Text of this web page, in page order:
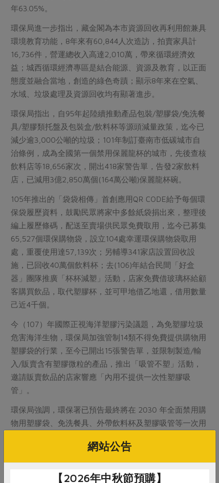
年63.05%。
環保局進一步指出，藏金閣為本市資源回收再利用館兼具
環境教育功能，8年來有60,844人次造訪，拍賣家具計
16,736件，營運總收入高達2,010萬，帶來循環經濟效
益；城西循環經濟專區是結合能源、資源及教育，以正面
態度並融合當地，創造的綠色奇蹟；顯示8年來在空氣、
水域、垃圾處理及資源回收均有顯著進步。
環保局指出，自95年起陸續推動產品包裝/塑膠袋/免洗餐
具/塑膠類托盤及包裝盒/飲料杯等源頭減量政策，迄今已
減少逾3,000公噸的垃圾；101年制訂臺南市低碳城市自
治條例，成為全國第一個禁用保麗龍杯的城市，先後查核
飲料店等18,656家次，開出418家警告單，告發2家飲料
店，已減用3億2,850萬個(164萬公噸)保麗龍杯碗。
105年推出的「袋袋相傳」首創應用QR CODE給予每個環
保袋履歷資料，鼓勵民眾將家中多餘紙袋捐出來，整理後
編上履歷條碼，配送至賣場供民眾免費取用，迄今已募集
65,527個環保購物袋，設立104處幸運環保購物袋取用
處，重覆使用達57,139次；另輔導341家店設置回收設
施，已回收40萬個飲料杯；去(106)年結合民間「好盒
器」團隊推廣「杯杯減塑」活動，店家免費借玻璃杯給顧
客購買飲品，取代塑膠杯，並可甲地借乙地還，借用數量
己近4千個。
今（107）年國際正視海洋塑膠污染議題，為免塑膠垃圾
危害海洋生物，環保局加強管制14類不得免費提供購物用
塑膠袋的行業，至今已開出15張警告單，並限制製造/輸
入/販賣含有塑膠微粒的產品，推出「吸管不塑」活動，
邀請販賣飲品的店家響應「內用不提供一次性塑膠吸
管」。
環保局強調，環保署已預告最終將在 2030 年全面禁用購
物用塑膠袋、免洗餐具、外帶飲料杯及塑膠吸管等一次用
籲請民眾落實「自備、重複、少用」原則，少用一次性產
品，共同維護我們的環境。
網站公告
【2026年中秋節預購】